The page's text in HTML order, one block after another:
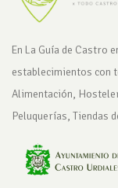
En La Guía de Castro
establecimientos con
Alimentación,
Peluquerías, Tiendas